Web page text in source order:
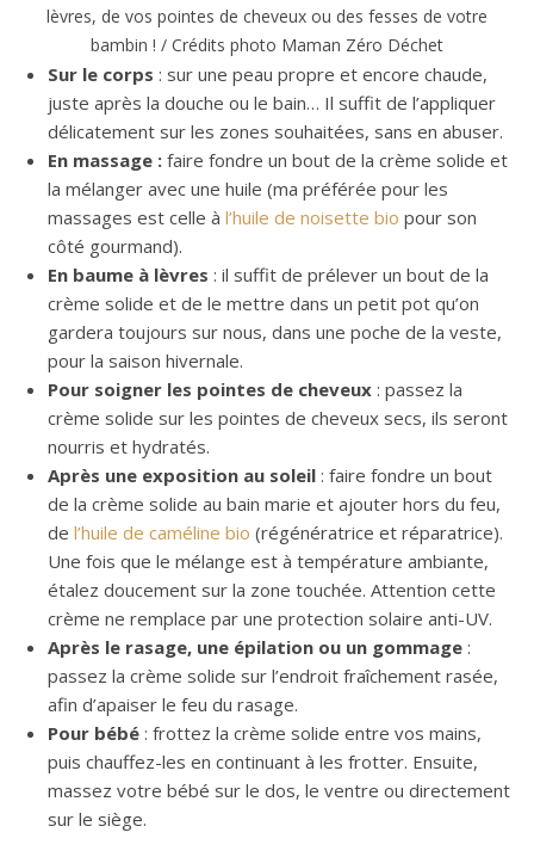
lèvres, de vos pointes de cheveux ou des fesses de votre
bambin ! / Crédits photo Maman Zéro Déchet
Sur le corps : sur une peau propre et encore chaude,
juste après la douche ou le bain… Il suffit de l’appliquer
délicatement sur les zones souhaitées, sans en abuser.
En massage : faire fondre un bout de la crème solide et
la mélanger avec une huile (ma préférée pour les
massages est celle à l’huile de noisette bio pour son
côté gourmand).
En baume à lèvres : il suffit de prélever un bout de la
crème solide et de le mettre dans un petit pot qu’on
gardera toujours sur nous, dans une poche de la veste,
pour la saison hivernale.
Pour soigner les pointes de cheveux : passez la
crème solide sur les pointes de cheveux secs, ils seront
nourris et hydratés.
Après une exposition au soleil : faire fondre un bout
de la crème solide au bain marie et ajouter hors du feu,
de l’huile de caméline bio (régénératrice et réparatrice).
Une fois que le mélange est à température ambiante,
étalez doucement sur la zone touchée. Attention cette
crème ne remplace par une protection solaire anti-UV.
Après le rasage, une épilation ou un gommage :
passez la crème solide sur l’endroit fraîchement rasée,
afin d’apaiser le feu du rasage.
Pour bébé : frottez la crème solide entre vos mains,
puis chauffez-les en continuant à les frotter. Ensuite,
massez votre bébé sur le dos, le ventre ou directement
sur le siège.